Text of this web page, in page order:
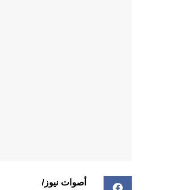
أصوات نيوز/